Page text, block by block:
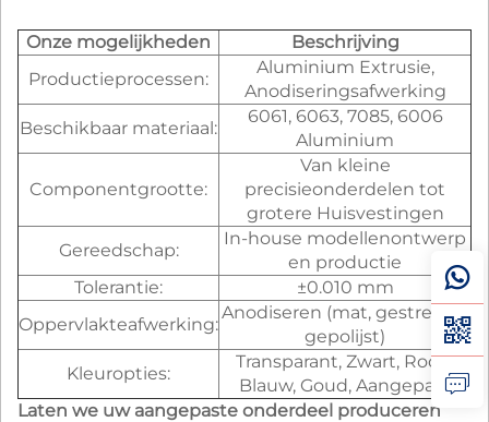
Onze mogelijkheden
Beschrijving
Productieprocessen:
Aluminium Extrusie,
Anodiseringsafwerking
Beschikbaar materiaal:
6061, 6063, 7085, 6006
Aluminium
Componentgrootte:
Van kleine
precisieonderdelen tot
grotere Huisvestingen
Gereedschap:
In-house modellenontwerp
en productie
Tolerantie:
±0.010 mm
Oppervlakteafwerking:
Anodiseren (mat, gestreken,
gepolijst)
Kleuropties:
Transparant, Zwart, Rood,
Blauw, Goud, Aangepast
Laten we uw aangepaste onderdeel produceren